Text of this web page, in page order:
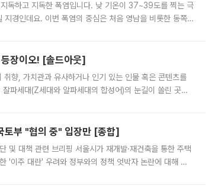
독하고 지독한 폭염입니다. 낮 기온이 37~39도를 찍는 극
경인데요. 이번 폭염의 중심은 처음 영남을 비롯한 동쪽
장이오! [솔드아웃]
향, 가치관과 유사하거나 인기 있는 인물 혹은 콘텐츠를
파세대(Z세대와 알파세대의 합성어)의 눈길이 쏠린 곳은
토부 "협의 중" 입장만 [종합]
및 대책 관련 브리핑 서울시가 재개발·재건축을 통한 주택
'이주 대란' 우려와 정부와의 정책 엇박자 논란에 대해 정